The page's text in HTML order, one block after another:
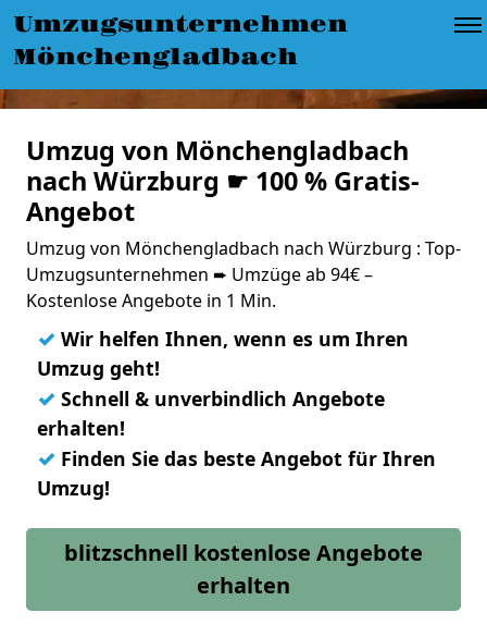
Umzugsunternehmen
Mönchengladbach
Umzug von Mönchengladbach
nach Würzburg ☛ 100 % Gratis-
Angebot
Umzug von Mönchengladbach nach Würzburg : Top-
Umzugsunternehmen ➨ Umzüge ab 94€ –
Kostenlose Angebote in 1 Min.
✓ Wir helfen Ihnen, wenn es um Ihren
Umzug geht!
✓ Schnell & unverbindlich Angebote
erhalten!
✓ Finden Sie das beste Angebot für Ihren
Umzug!
blitzschnell kostenlose Angebote
erhalten